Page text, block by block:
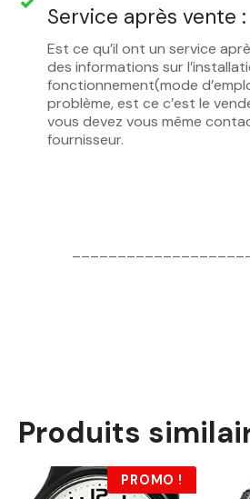
Service après vente :
Est ce qu’il ont un service
des informations sur
fonctionnement(mode
problème, est ce c’est le
vous devez vous même
fournisseur.
Produits
PROMO !